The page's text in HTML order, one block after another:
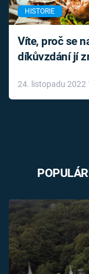
HISTORIE
Víte, proč se
díkůvzdání jí
24. listopadu 2022